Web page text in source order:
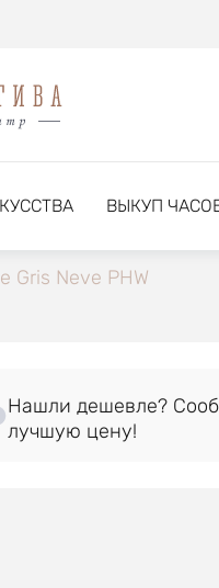
ВЫКУП
Gris Neve PHW
Нашли дешевле?